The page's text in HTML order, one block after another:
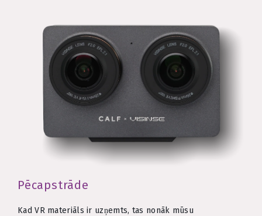
Pēcapstrāde
Kad VR materiāls ir uzņemts, tas nonāk mūsu